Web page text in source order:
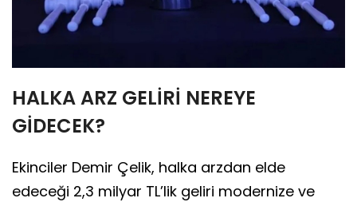
HALKA ARZ GELİRİ NEREYE
GİDECEK?
Ekinciler Demir Çelik, halka arzdan elde
edeceği 2,3 milyar TL’lik geliri modernize ve